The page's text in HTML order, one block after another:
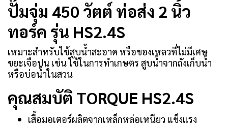
ปั๊มจุ่ม 450 วัตต์ ท่อส่ง 2 นิ้ว
ทอร์ค รุ่น HS2.4S
เหมาะสำหรับใช้สูบน้ำสะอาด หรือของเหลวที่ไม่มีเศษ
ขยะเจือปน เช่น ใช้ในการทำเกษตร สูบน้ำจากถังเก็บน้ำ
หรือบ่อน้ำในสวน
คุณสมบัติ TORQUE HS2.4S
เสื้อมอเตอร์ผลิตจากเหล็กหล่อเหนียว แข็งแรง